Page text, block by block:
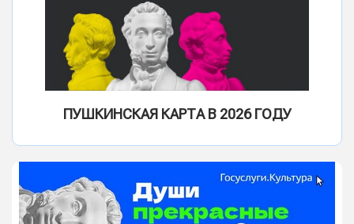
ПУШКИНСКАЯ КАРТА В 2026 ГОДУ